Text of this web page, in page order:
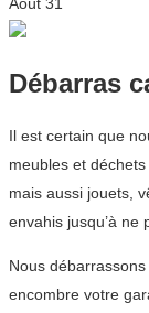
Août 31
Débarras
Il est certain que
meubles et
mais aussi jouets,
envahis jusqu’à ne
Nous
encombre votre